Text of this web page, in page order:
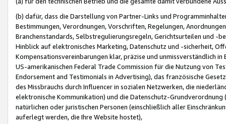
(b) dafür, dass die Darstellung von Partner-Links und
Bestimmungen, Verordnungen, Vorschriften, Regelungen,
Branchenstandards, Selbstregulierungsregeln, Gerichtsurteilen und -
Hinblick auf elektronisches Marketing, Datenschutz und -sicherheit,
Kompensationsvereinbarungen klar, präzise und unmissverständlich
US-amerikanischen Federal Trade Commission für die Nutzung von
Endorsement and Testimonials in Advertising), das französische
des Missbrauchs durch Influencer in sozialen Netzwerken, die
elektronische Kommunikation) und die Datenschutz-
natürlichen oder juristischen Personen (einschließlich aller
auferlegt werden, die Ihre Website hostet),